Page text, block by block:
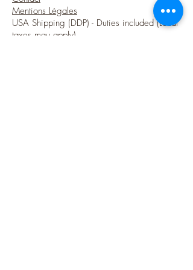
Mentions Légales
USA Shipping (DDP) - Duties included (Local
taxes may apply)